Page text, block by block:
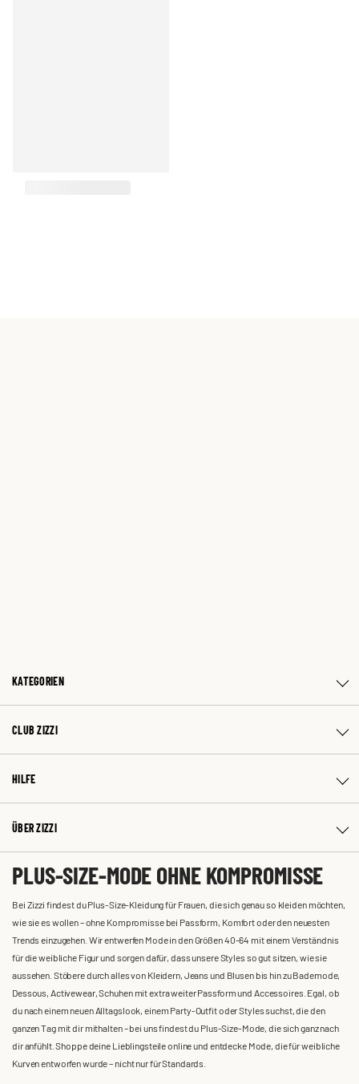
KATEGORIEN
CLUB ZIZZI
HILFE
ÜBER ZIZZI
PLUS-SIZE-MODE OHNE KOMPROMISSE
Bei Zizzi findest du Plus-Size-Kleidung für Frauen, die sich genau so kleiden möchten,
wie sie es wollen – ohne Kompromisse bei Passform, Komfort oder den neuesten
Trends einzugehen. Wir entwerfen Mode in den Größen 40-64 mit einem Verständnis
für die weibliche Figur und sorgen dafür, dass unsere Styles so gut sitzen, wie sie
aussehen. Stöbere durch alles von Kleidern, Jeans und Blusen bis hin zu Bademode,
Dessous, Activewear, Schuhen mit extra weiter Passform und Accessoires. Egal, ob
du nach einem neuen Alltagslook, einem Party-Outfit oder Styles suchst, die den
ganzen Tag mit dir mithalten – bei uns findest du Plus-Size-Mode, die sich ganz nach
dir anfühlt. Shoppe deine Lieblingsteile online und entdecke Mode, die für weibliche
Kurven entworfen wurde – nicht nur für Standards.